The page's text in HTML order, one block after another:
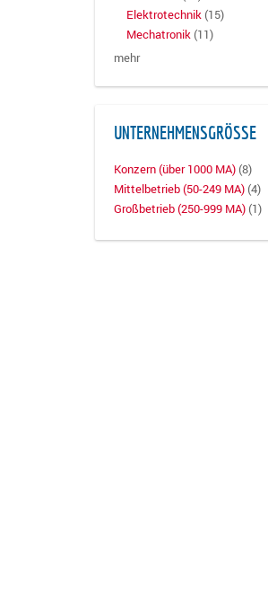
Elektrotechnik (15)
Mechatronik (11)
mehr
UNTERNEHMENSGRÖSSE
Konzern (über 1000 MA) (8)
Mittelbetrieb (50-249 MA) (4)
Großbetrieb (250-999 MA) (1)